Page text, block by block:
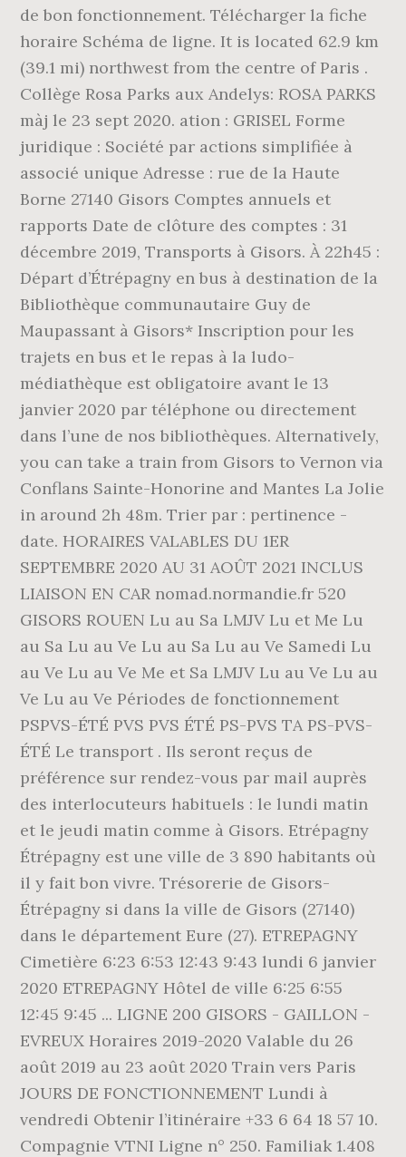
de bon fonctionnement. Télécharger la fiche
horaire Schéma de ligne. It is located 62.9 km
(39.1 mi) northwest from the centre of Paris .
Collège Rosa Parks aux Andelys: ROSA PARKS
màj le 23 sept 2020. ation : GRISEL Forme
juridique : Société par actions simplifiée à
associé unique Adresse : rue de la Haute
Borne 27140 Gisors Comptes annuels et
rapports Date de clôture des comptes : 31
décembre 2019, Transports à Gisors. À 22h45 :
Départ d’Étrépagny en bus à destination de la
Bibliothèque communautaire Guy de
Maupassant à Gisors* Inscription pour les
trajets en bus et le repas à la ludo-
médiathèque est obligatoire avant le 13
janvier 2020 par téléphone ou directement
dans l’une de nos bibliothèques. Alternatively,
you can take a train from Gisors to Vernon via
Conflans Sainte-Honorine and Mantes La Jolie
in around 2h 48m. Trier par : pertinence -
date. HORAIRES VALABLES DU 1ER
SEPTEMBRE 2020 AU 31 AOÛT 2021 INCLUS
LIAISON EN CAR nomad.normandie.fr 520
GISORS ROUEN Lu au Sa LMJV Lu et Me Lu
au Sa Lu au Ve Lu au Sa Lu au Ve Samedi Lu
au Ve Lu au Ve Me et Sa LMJV Lu au Ve Lu au
Ve Lu au Ve Périodes de fonctionnement
PSPVS-ÉTÉ PVS PVS ÉTÉ PS-PVS TA PS-PVS-
ÉTÉ Le transport . Ils seront reçus de
préférence sur rendez-vous par mail auprès
des interlocuteurs habituels : le lundi matin
et le jeudi matin comme à Gisors. Etrépagny
Étrépagny est une ville de 3 890 habitants où
il y fait bon vivre. Trésorerie de Gisors-
Étrépagny si dans la ville de Gisors (27140)
dans le département Eure (27). ETREPAGNY
Cimetière 6:23 6:53 12:43 9:43 lundi 6 janvier
2020 ETREPAGNY Hôtel de ville 6:25 6:55
12:45 9:45 ... LIGNE 200 GISORS - GAILLON -
EVREUX Horaires 2019-2020 Valable du 26
août 2019 au 23 août 2020 Train vers Paris
JOURS DE FONCTIONNEMENT Lundi à
vendredi Obtenir l’itinéraire +33 6 64 18 57 10.
Compagnie VTNI Ligne n° 250. Familiak 1.408